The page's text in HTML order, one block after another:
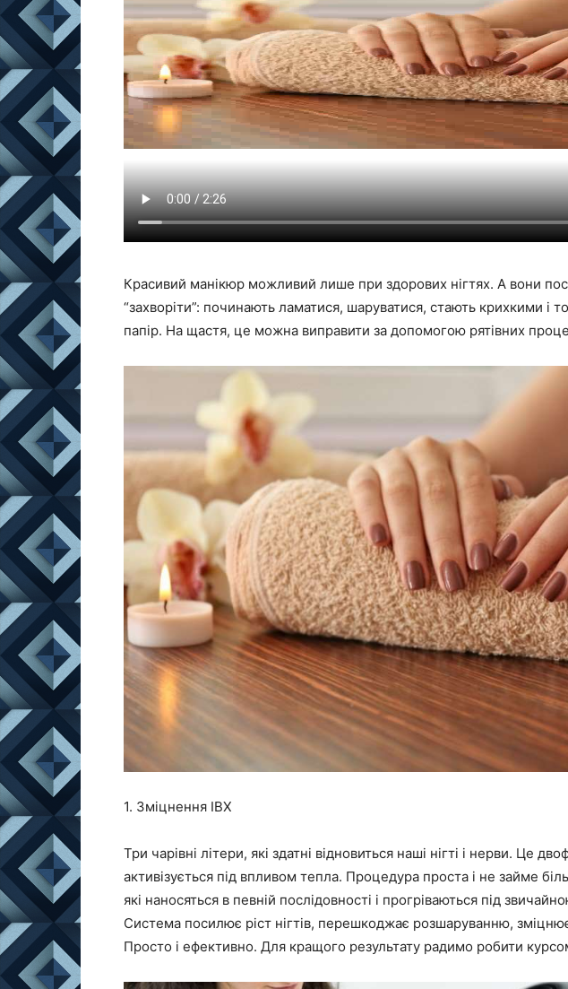
Красивий манікюр можливий лише при здорових нігтях. А вони
“захворіти”: починають ламатися, шаруватися, стають крихкими і
папір. На щастя, це можна виправити за допомогою рятівних
1. Зміцнення IBX
Три чарівні літери, які здатні відновиться наші нігті і нерви. Це
активізується під впливом тепла. Процедура проста і не займе
які наносяться в певній послідовності і прогріваються під
Система посилює ріст нігтів, перешкоджає розшаруванню,
Просто і ефективно. Для кращого результату радимо робити